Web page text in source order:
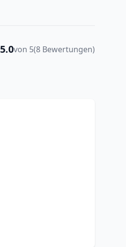
5.0von 5(8 Bewertungen)